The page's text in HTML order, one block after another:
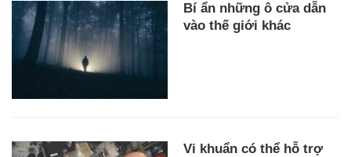
Bí ẩn những ô cửa dẫn
vào thế giới khác
Vi khuẩn có thể hỗ trợ